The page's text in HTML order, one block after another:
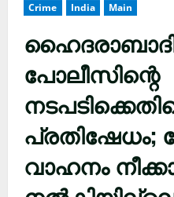
Crime India Main
പോലീസിന്റെ
പ്രതിഷേധം;
വാഹനം